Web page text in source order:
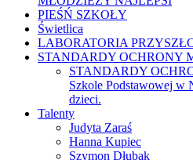
PIEŚŃ SZKOŁY
Świetlica
LABORATORIA
STANDARDY OCHRONY
STANDARDY
Szkole Podstawowej w
dzieci.
Talenty
Judyta Zaraś
Hanna Kupiec
Szymon Dłubak